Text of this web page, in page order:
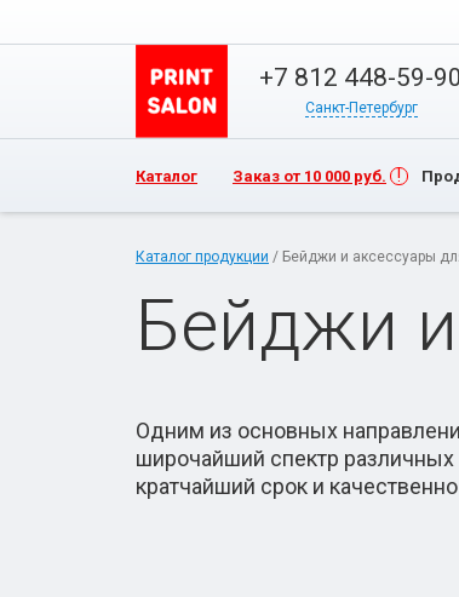
+7 812 448-59-90
Санкт-Петербург
Каталог Заказ от 10 000 руб.
Каталог продукции / Бейджи и аксессуары
Бейджи
Одним из основных
широчайший спектр
кратчайший срок и